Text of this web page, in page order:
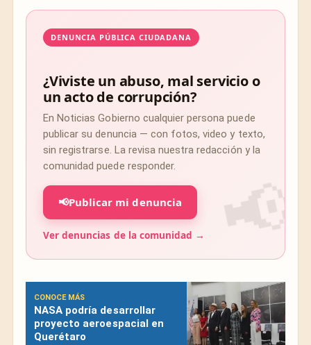
DENUNCIA PÚBLICA CIUDADANA
¿Viviste un abuso, mal servicio o
un acto de corrupción?
En Noticias Gobierno cualquier persona puede
publicar su denuncia — con fotos, video y texto,
sin registrarse. La revisa nuestra redacción y la
comunidad puede responder.
📢Publicar mi denuncia
Ver denuncias de la comunidad →
CONOCE MÁS
NASA podría desarrollar
proyecto aeroespacial en
Querétaro